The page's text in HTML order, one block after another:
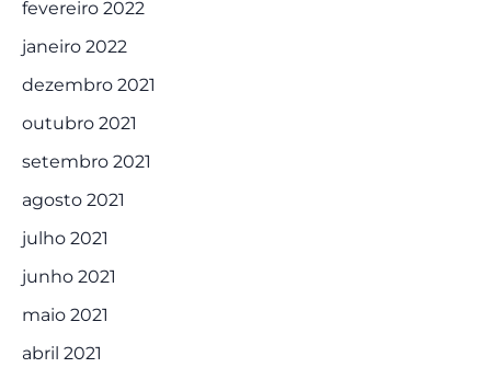
fevereiro 2022
janeiro 2022
dezembro 2021
outubro 2021
setembro 2021
agosto 2021
julho 2021
junho 2021
maio 2021
abril 2021